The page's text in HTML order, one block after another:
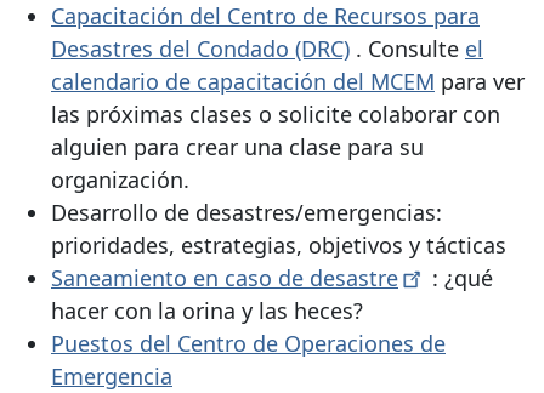
Capacitación del Centro de Recursos para
Desastres del Condado (DRC) . Consulte el
calendario de capacitación del MCEM para ver
las próximas clases o solicite colaborar con
alguien para crear una clase para su
organización.
Desarrollo de desastres/emergencias:
prioridades, estrategias, objetivos y tácticas
Saneamiento en caso de desastre
: ¿qué
hacer con la orina y las heces?
Puestos del Centro de Operaciones de
Emergencia